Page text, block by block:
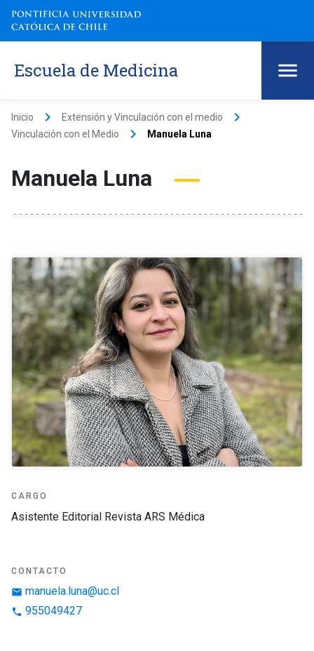
Escuela de Medicina
Inicio keyboard_arrow_right Extensión y Vinculación con el medio keyboard_arrow_right
Vinculación con el Medio keyboard_arrow_right Manuela Luna
Manuela Luna
CARGO
Asistente Editorial Revista ARS Médica
CONTACTO
email manuela.luna@uc.cl
phone 955049427